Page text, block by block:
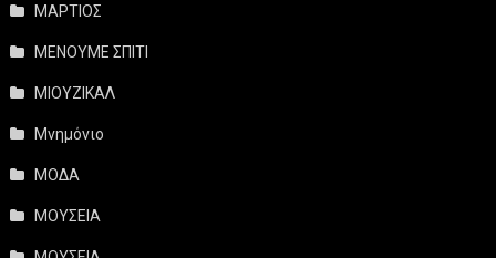
ΜΑΡΤΙΟΣ
ΜΕΝΟΥΜΕ ΣΠΙΤΙ
ΜΙΟΥΖΙΚΑΛ
Μνημόνιο
ΜΟΔΑ
ΜΟΥΣΕΙΑ